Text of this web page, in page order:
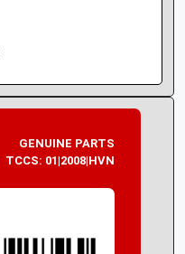
GENUINE PARTS
TCCS: 01|2008|HVN